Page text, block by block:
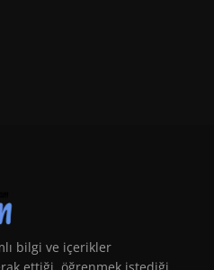
bilgi ve içerikler